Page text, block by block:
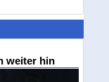
weiter hin